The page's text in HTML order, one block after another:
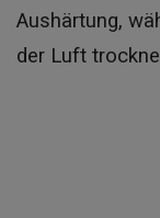
Aushärtung,
der Luft